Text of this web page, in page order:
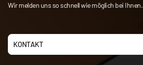
Wir melden uns so schnell wie möglich bei Ihnen.
KONTAKT